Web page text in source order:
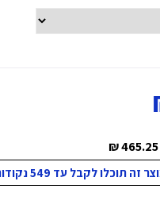
465.25 ₪
לקבל עד 549 נקודות מועדון!